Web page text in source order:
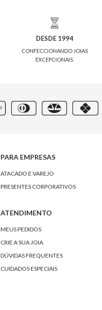
DESDE 1994
CONFECCIONANDO JOIAS
EXCEPCIONAIS.
PARA EMPRESAS
ATACADO E VAREJO
PRESENTES CORPORATIVOS
ATENDIMENTO
MEUS PEDIDOS
CRIE A SUA JOIA
DÚVIDAS FREQUENTES
CUIDADOS ESPECIAIS